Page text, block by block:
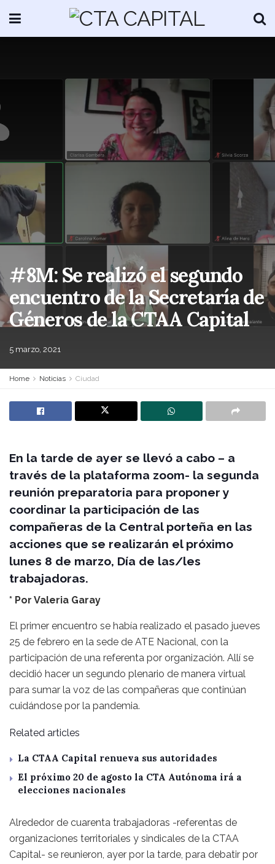
#8M: Se realizó el segundo
encuentro de la Secretaría de
Géneros de la CTAA Capital
5 marzo, 2021
Home Noticias Ciudad
En la tarde de ayer se llevó a cabo – a
través de la plataforma zoom- la segunda
reunión preparatoria para proponer y
coordinar la participación de las
compañeras de la Central porteña en las
acciones que se realizarán el próximo
lunes 8 de marzo, Día de las/les
trabajadoras.
* Por Valeria Garay
El primer encuentro se había realizado el pasado jueves
25 de febrero en la sede de ATE Nacional, con la
participación de una referenta por organización. Allí se
decidió hacer un segundo plenario de manera virtual
para sumar la voz de las compañeras que continúan
cuidándose por la pandemia.
Related articles
La CTAA Capital renueva sus autoridades
El próximo 20 de agosto la CTA Autónoma irá a
elecciones nacionales
Alrededor de cuarenta trabajadoras -referentas de
organizaciones territoriales y sindicales de la CTAA
Capital- se reunieron, ayer por la tarde, para debatir por